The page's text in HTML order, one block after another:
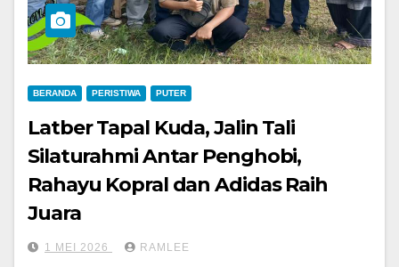
BERANDA PERISTIWA PUTER
Latber Tapal Kuda, Jalin Tali
Silaturahmi Antar Penghobi,
Rahayu Kopral dan Adidas Raih
Juara
1 MEI 2026 RAMLEE